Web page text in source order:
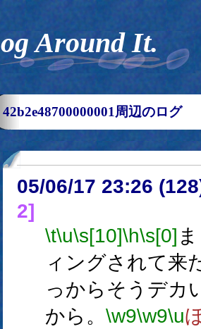
Log Around It.
42b2e48700000001周辺のログ
05/06/17 23:26
2]
\t\u\s[10]\h\s[0]
ィングされて来
っからそうデカ
から。 \w9\w9\u